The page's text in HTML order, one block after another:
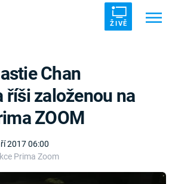
ŽIVĚ
DÁVNOVĚKU
2017 06:00
Prima Zoom
Chan
říši založenou na
ZOOM